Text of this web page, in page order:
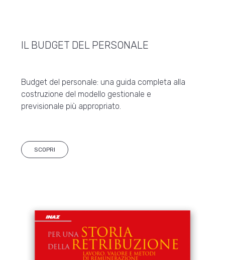
IL BUDGET DEL PERSONALE
Budget del personale: una guida completa alla
costruzione del modello gestionale e
previsionale più appropriato.
SCOPRI